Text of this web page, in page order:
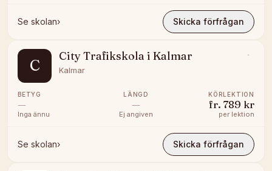
Se skolan› Skicka förfrågan
C
City Trafikskola i Kalmar
Kalmar
BETYG
—
Inga ännu
LÄNGD
—
Ej angiven
KÖRLEKTION
fr. 789 kr
per lektion
Se skolan› Skicka förfrågan